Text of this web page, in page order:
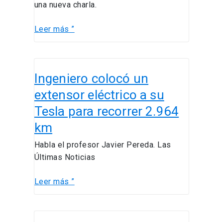
una nueva charla.
Leer más ”
Ingeniero colocó un
extensor eléctrico a su
Tesla para recorrer 2.964
km
Habla el profesor Javier Pereda. Las
Últimas Noticias
colocó
extensor
eléctrico
a
Tesla
recorrer
2.964
Leer más ”